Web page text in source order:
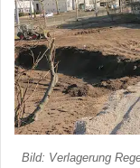
Bild: Verlagerung